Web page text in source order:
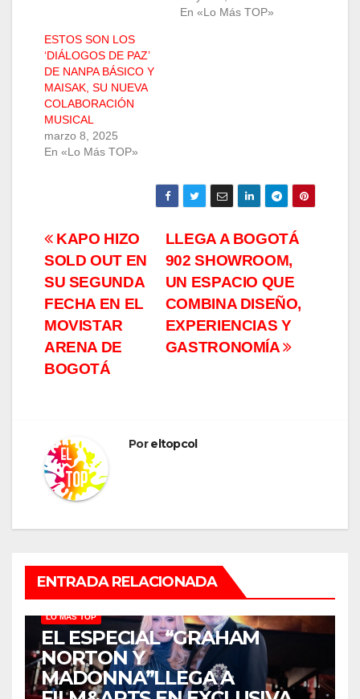
En «Lo Más TOP»
ESTOS SON LOS
‘DIÁLOGOS DE PAZ’
DE NANPA BÁSICO Y
MAISAK, SU NUEVA
COLABORACIÓN
MUSICAL
marzo 8, 2025
En «Lo Más TOP»
Navegación
de
entradas
LLEGA A BOGOTÁ
902 SHOWROOM,
UN ESPACIO QUE
COMBINA DISEÑO,
EXPERIENCIAS Y
GASTRONOMÍA
KAPO HIZO
SOLD OUT EN
SU SEGUNDA
FECHA EN EL
MOVISTAR
ARENA DE
BOGOTÁ
Poreltopcol
ENTRADA RELACIONADA
LO MÁS TOP
EL ESPECIAL “GRAHAM
NORTON Y
MADONNA”LLEGA A